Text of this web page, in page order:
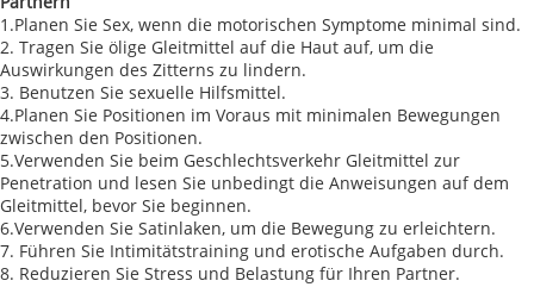
1.Planen Sie Sex, wenn die motorischen Symptome minimal sind.
2. Tragen Sie ölige Gleitmittel auf die Haut auf, um die
Auswirkungen des Zitterns zu lindern.
3. Benutzen Sie sexuelle Hilfsmittel.
4.Planen Sie Positionen im Voraus mit minimalen Bewegungen
zwischen den Positionen.
5.Verwenden Sie beim Geschlechtsverkehr Gleitmittel zur
Penetration und lesen Sie unbedingt die Anweisungen auf dem
Gleitmittel, bevor Sie beginnen.
6.Verwenden Sie Satinlaken, um die Bewegung zu erleichtern.
7. Führen Sie Intimitätstraining und erotische Aufgaben durch.
8. Reduzieren Sie Stress und Belastung für Ihren Partner.